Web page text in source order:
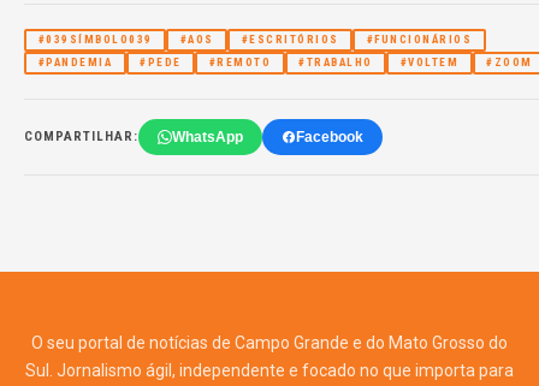
#039SÍMBOLO039 #AOS #ESCRITÓRIOS
#FUNCIONÁRIOS
#PANDEMIA
#PEDE #REMOTO #TRABALHO #VOLTEM #ZOOM
COMPARTILHAR: WhatsApp Facebook
O seu portal de notícias de Campo Grande e do Mato Grosso do
Sul. Jornalismo ágil, independente e focado no que importa para